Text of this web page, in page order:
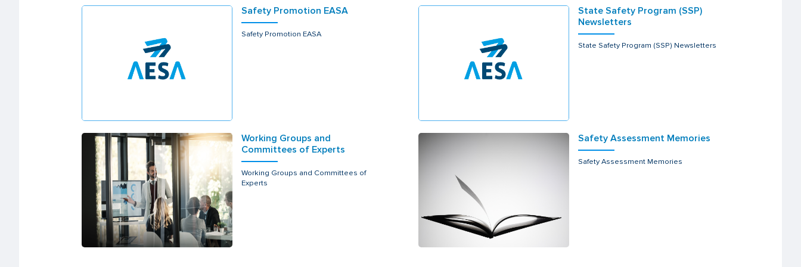
Safety Promotion EASA
Safety Promotion EASA
State Safety Program (SSP)
Newsletters
State Safety Program (SSP) Newsletters
Working Groups and
Committees of Experts
Working Groups and Committees of
Experts
Safety Assessment Memories
Safety Assessment Memories